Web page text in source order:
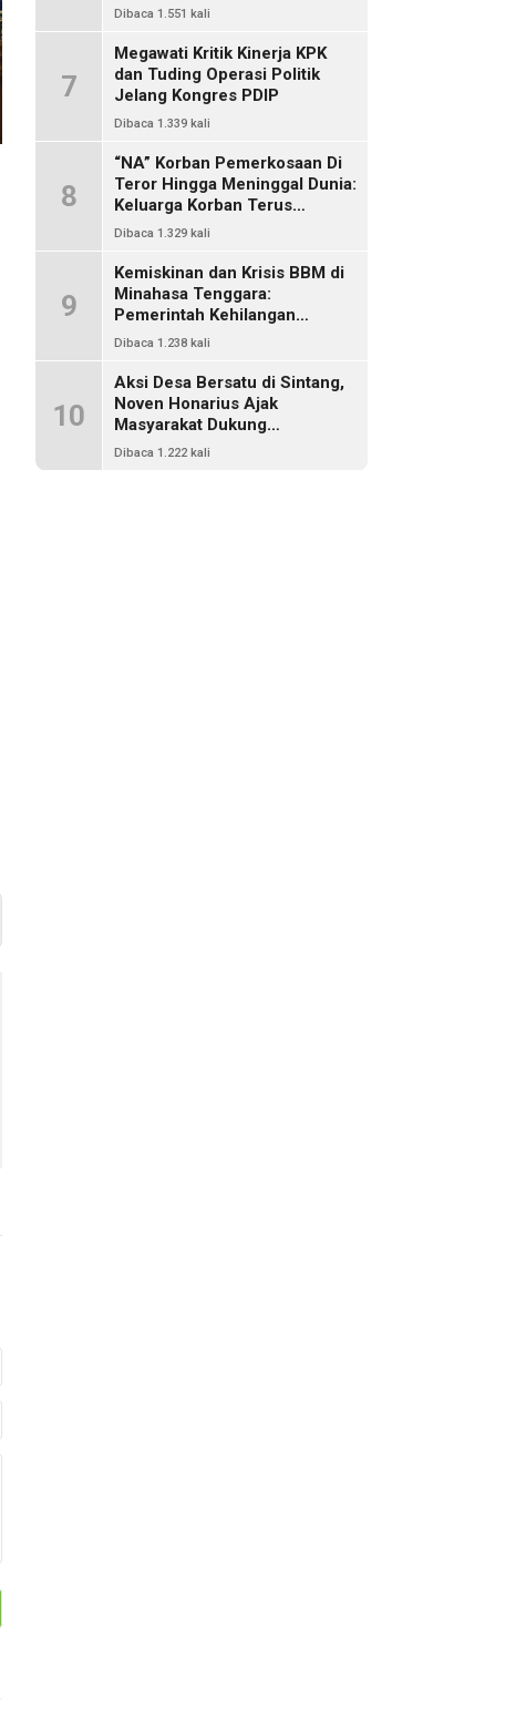
Dikriminalisasi
Dibaca 1.551 kali
7
Megawati Kritik Kinerja KPK
dan Tuding Operasi Politik
Jelang Kongres PDIP
Dibaca 1.339 kali
8
“NA” Korban Pemerkosaan Di
Teror Hingga Meninggal Dunia:
Keluarga Korban Terus
Mencari Keadilan, Dimanakah
Dibaca 1.329 kali
9
Kemiskinan dan Krisis BBM di
Minahasa Tenggara:
Pemerintah Kehilangan
Kendali, DPRD Absen Dalam
Dibaca 1.238 kali
10
Aksi Desa Bersatu di Sintang,
Noven Honarius Ajak
Masyarakat Dukung
Pembebasan Kades Empanak
Dibaca 1.222 kali